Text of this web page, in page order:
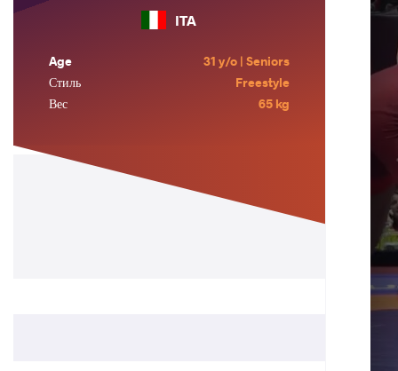
ITA
Age
31 y/o | Seniors
Стиль
Freestyle
Вес
65 kg